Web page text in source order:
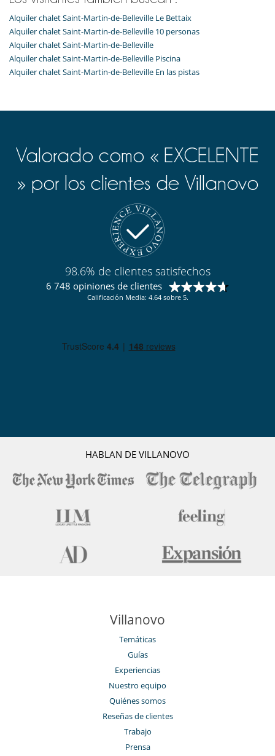
Alquiler chalet Saint-Martin-de-Belleville Le Bettaix
Alquiler chalet Saint-Martin-de-Belleville 10 personas
Alquiler chalet Saint-Martin-de-Belleville
Alquiler chalet Saint-Martin-de-Belleville Piscina
Alquiler chalet Saint-Martin-de-Belleville En las pistas
Valorado como « EXCELENTE
» por los clientes de Villanovo
98.6% de clientes satisfechos
6 748 opiniones de clientes
Calificación Media: 4.64 sobre 5.
HABLAN DE VILLANOVO
Villanovo
Temáticas
Guías
Experiencias
Nuestro equipo
Quiénes somos
Reseñas de clientes
Trabajo
Prensa